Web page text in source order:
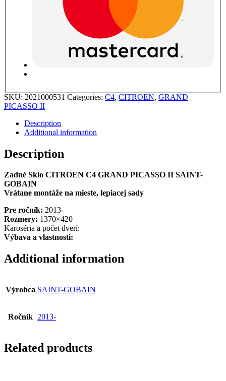
SKU: 2021000531 Categories: C4, CITROEN, GRAND
PICASSO II
Description
Additional information
Description
Zadné Sklo CITROEN C4 GRAND PICASSO II SAINT-
GOBAIN
Vrátane montáže na mieste, lepiacej sady
Pre ročník: 2013-
Rozmery: 1370×420
Karoséria a počet dverí:
Výbava a vlastnosti:
Additional information
Výrobca SAINT-GOBAIN
Ročník 2013-
Related products